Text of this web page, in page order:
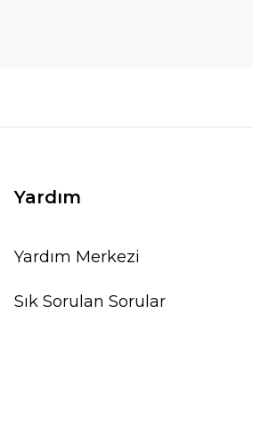
Yardım
Yardım Merkezi
Sık Sorulan Sorular